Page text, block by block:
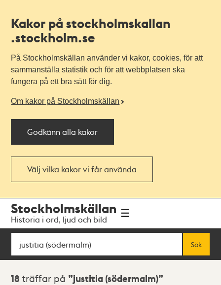
Kakor på stockholmskallan
.stockholm.se
På Stockholmskällan använder vi kakor, cookies, för att
sammanställa statistik och för att webbplatsen ska
fungera på ett bra sätt för dig.
Om kakor på Stockholmskällan
Godkänn alla kakor
Välj vilka kakor vi får använda
navigationen
huvudinnehållet
Stockholmskällan
Historia i ord, ljud och bild
Sök
Sök
Sökresultat
18 träffar på justitia (södermalm)